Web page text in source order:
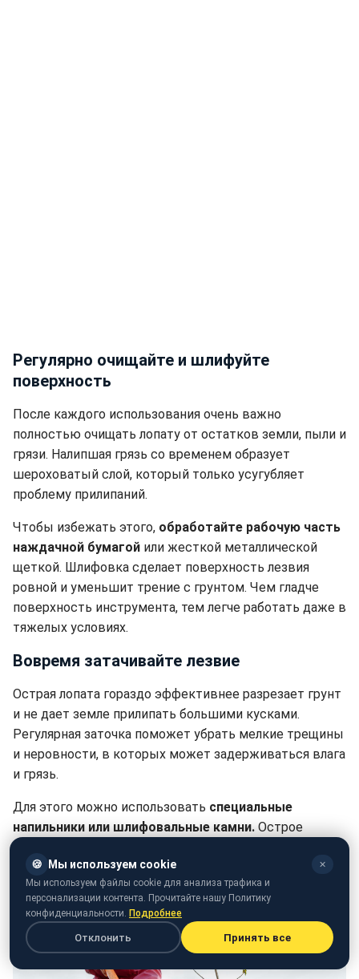
Регулярно очищайте и шлифуйте
поверхность
После каждого использования очень важно
полностью очищать лопату от остатков земли, пыли и
грязи. Налипшая грязь со временем образует
шероховатый слой, который только усугубляет
проблему прилипаний.
Чтобы избежать этого, обработайте рабочую часть
наждачной бумагой или жесткой металлической
щеткой. Шлифовка сделает поверхность лезвия
ровной и уменьшит трение с грунтом. Чем гладче
поверхность инструмента, тем легче работать даже в
тяжелых условиях.
Вовремя затачивайте лезвие
Острая лопата гораздо эффективнее разрезает грунт
и не дает земле прилипать большими кусками.
Регулярная заточка поможет убрать мелкие трещины
и неровности, в которых может задерживаться влага
и грязь.
Для этого можно использовать специальные
напильники или шлифовальные камни. Острое
и уменьшает нагрузку на руки. Если затачивать
инструмент хотя бы раз в несколько недель, труд
станет более приятным и менее утомительным.
🍪 Мы используем cookie ✕
Мы используем файлы cookie для анализа трафика и
персонализации контента. Прочитайте нашу Политику
конфиденциальности. Подробнее
Отклонить Принять все